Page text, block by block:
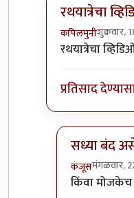
रथयात्रेचा
कपिलमुनीशुक्रवार,
In reply to
रथयात्रेचा
प्रतिसाद
सध्या बंद
कंजूसमंगळवार,
In reply to
किंवा